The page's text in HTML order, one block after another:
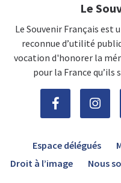
Le
Le Souvenir Français est
reconnue d’utilité
vocation d'honorer la
pour la France
Espace délégués
Droit à l’image
Nous